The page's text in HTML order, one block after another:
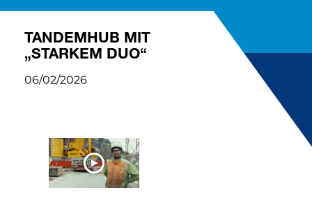
TANDEMHUB MIT
„STARKEM DUO“
06/02/2026